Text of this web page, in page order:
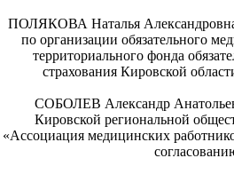
ПОЛЯКОВА Наталья Александровна
по организации обязательного
территориального фонда
страхования Кировской
СОБОЛЕВ Александр
Кировской региональной
«Ассоциация медицинских